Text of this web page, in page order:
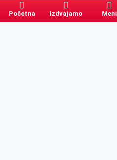
Početna Izdvajamo Meni